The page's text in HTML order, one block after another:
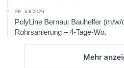
29. Juli 2026
PolyLine Bernau: Bauhelfer (m/
Rohrsanierung – 4-Tage-Wo.
Mehr